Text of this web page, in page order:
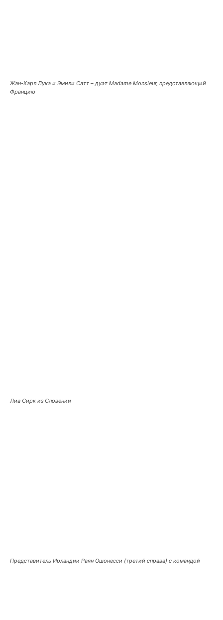
Жан-Карл Лука и Эмили Сатт – дуэт Madame Monsieur, представляющий
Францию
Лиа Сирк из Словении
Представитель Ирландии Раян Ошонесси (третий справа) с командой